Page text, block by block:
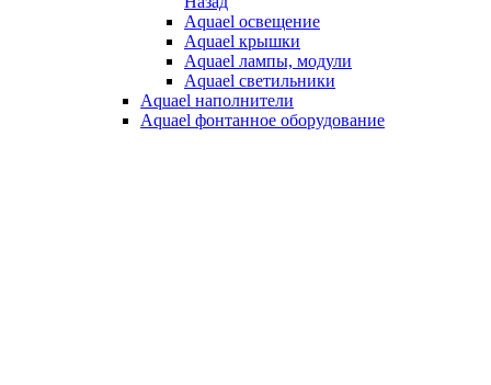
Aquael освещение
Aquael крышки
Aquael лампы, модули
Aquael светильники
Aquael наполнители
Aquael фонтанное оборудование